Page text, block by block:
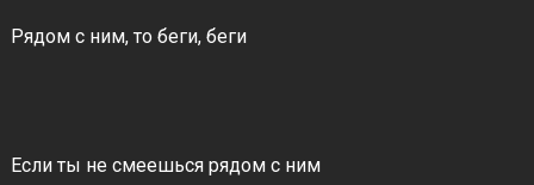
Рядом с ним, то беги, беги
Если ты не смеешься рядом с ним